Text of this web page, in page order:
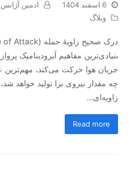
6 اسفند 1404
ادمین
وبلاگ
بنیادی‌ترین مفاهیم آیرودینامیک
جریان هوا حرکت می‌کند، مهم‌ترین
چه مقدار نیروی برا تولید خواهد
زاویه‌ای…
Read more